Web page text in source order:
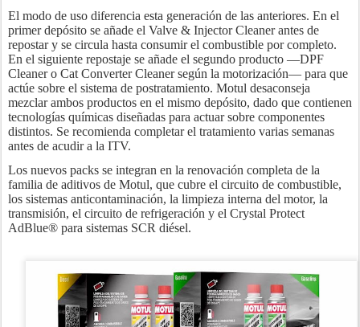
El modo de uso diferencia esta generación de las anteriores. En el
primer depósito se añade el Valve & Injector Cleaner antes de
repostar y se circula hasta consumir el combustible por completo.
En el siguiente repostaje se añade el segundo producto —DPF
Cleaner o Cat Converter Cleaner según la motorización— para que
actúe sobre el sistema de postratamiento. Motul desaconseja
mezclar ambos productos en el mismo depósito, dado que contienen
tecnologías químicas diseñadas para actuar sobre componentes
distintos. Se recomienda completar el tratamiento varias semanas
antes de acudir a la ITV.
Los nuevos packs se integran en la renovación completa de la
familia de aditivos de Motul, que cubre el circuito de combustible,
los sistemas anticontaminación, la limpieza interna del motor, la
transmisión, el circuito de refrigeración y el Crystal Protect
AdBlue® para sistemas SCR diésel.